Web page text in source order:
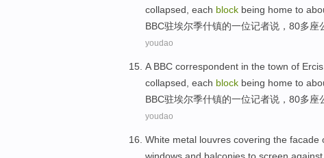
collapsed, each block being home to
BBC驻埃尔季什镇的一位记者说 ，80多座
youdao
A BBC correspondent in the town of Ercis
collapsed each block being home to
BBC驻埃尔季什镇的一位记者说 ，80多座
youdao
White metal louvres covering the facade